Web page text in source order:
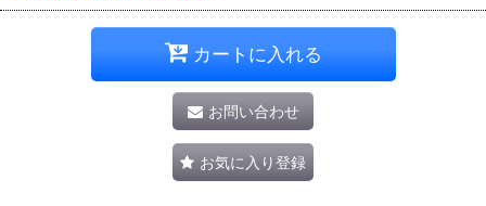
カートに入れる
お問い合わせ
お気に入り登録